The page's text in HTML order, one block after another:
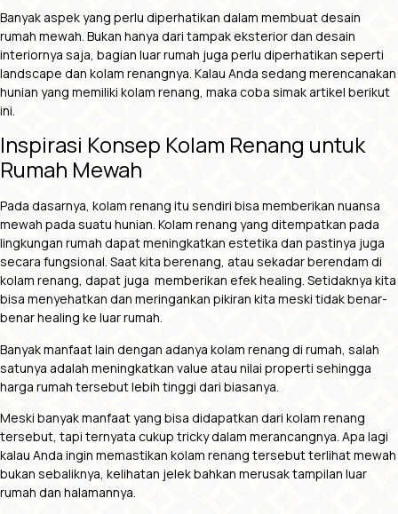
Banyak aspek yang perlu diperhatikan dalam membuatdesain
rumah mewah. Bukan hanya dari tampak eksterior dan desain
interiornya saja, bagian luar rumah juga perlu diperhatikan seperti
landscape dan kolam renangnya. Kalau Anda sedang merencanakan
hunian yang memiliki kolam renang, maka coba simak artikel berikut
ini.
Inspirasi Konsep Kolam Renang untuk
Rumah Mewah
Pada dasarnya, kolam renang itu sendiri bisa memberikan nuansa
mewah pada suatu hunian. Kolam renang yang ditempatkan pada
lingkungan rumah dapat meningkatkan estetika dan pastinya juga
secara fungsional. Saat kita berenang, atau sekadar berendam di
kolam renang, dapat juga memberikan efek healing. Setidaknya kita
bisa menyehatkan dan meringankan pikiran kita meski tidak benar-
benar healing ke luar rumah.
Banyak manfaat lain dengan adanya kolam renang di rumah, salah
satunya adalah meningkatkan value atau nilai properti sehingga
harga rumah tersebut lebih tinggi dari biasanya.
Meski banyak manfaat yang bisa didapatkan dari kolam renang
tersebut, tapi ternyata cukup tricky dalam merancangnya. Apa lagi
kalau Anda ingin memastikan kolam renang tersebut terlihat mewah
bukan sebaliknya, kelihatan jelek bahkan merusak tampilan luar
rumah dan halamannya.